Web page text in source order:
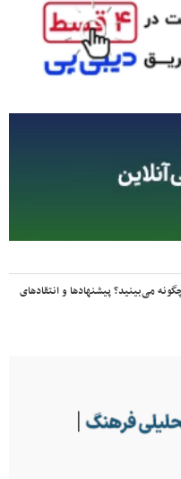
می‌بینید؟ پیشنهادها و انتقادهای